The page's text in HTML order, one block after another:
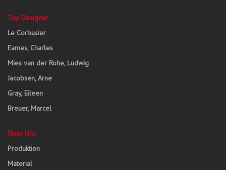
Top Designer
Le Corbusier
Eames, Charles
Mies van der Rohe, Ludwig
Jacobsen, Arne
Gray, Eileen
Breuer, Marcel
Über Uns
Produktion
Material